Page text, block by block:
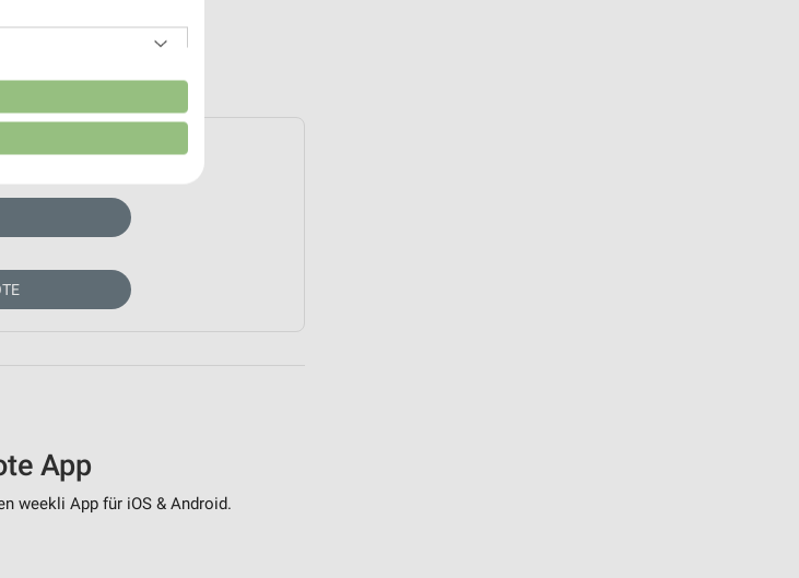
App
weekli App für iOS & Android.